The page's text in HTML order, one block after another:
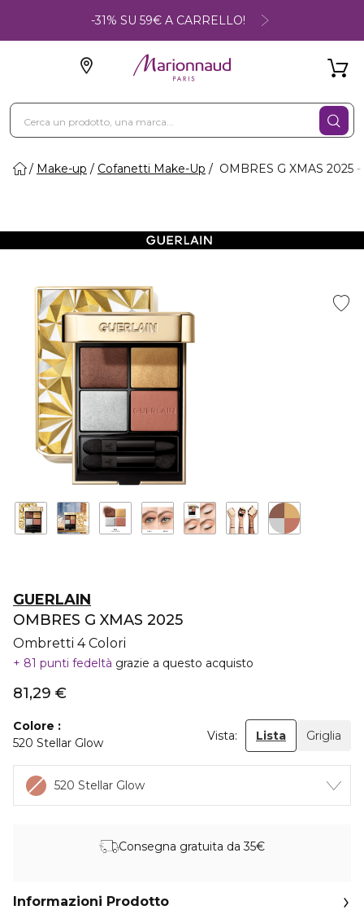
-31% SU 59€ A CARRELLO!
Make-up Cofanetti Make-Up OMBRES G XMAS 2025
GUERLAIN
OMBRES G XMAS 2025
Ombretti 4 Colori
81 punti fedeltà grazie a questo acquisto
81,29 €
Colore
520 Stellar Glow
Vista: Lista Griglia
520 Stellar Glow
Consegna gratuita da 35€
Informazioni Prodotto